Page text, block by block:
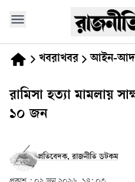
খবরাখবর আইন-
রামিসা হত্যা মামলায়
১০ জন
প্রতিবেদক, রাজনীতি ডটকম